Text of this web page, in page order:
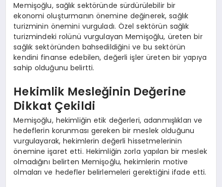
Memişoğlu, sağlık sektöründe sürdürülebilir bir
ekonomi oluşturmanın önemine değinerek, sağlık
turizminin önemini vurguladı. Özel sektörün sağlık
turizmindeki rolünü vurgulayan Memişoğlu, üreten bir
sağlık sektöründen bahsedildiğini ve bu sektörün
kendini finanse edebilen, değerli işler üreten bir yapıya
sahip olduğunu belirtti.
Hekimlik Mesleğinin Değerine
Dikkat Çekildi
Memişoğlu, hekimliğin etik değerleri, adanmışlıkları ve
hedeflerin korunması gereken bir meslek olduğunu
vurgulayarak, hekimlerin değerli hissetmelerinin
önemine işaret etti. Hekimliğin zorla yapılan bir meslek
olmadığını belirten Memişoğlu, hekimlerin motive
olmaları ve hedefler belirlemeleri gerektiğini ifade etti.